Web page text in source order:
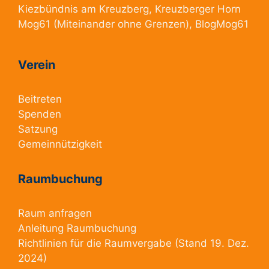
Kiezbündnis am Kreuzberg, Kreuzberger Horn
Mog61 (Miteinander ohne Grenzen), BlogMog61
Verein
Beitreten
Spenden
Satzung
Gemeinnützigkeit
Raumbuchung
Raum anfragen
Anleitung Raumbuchung
Richtlinien für die Raumvergabe (Stand 19. Dez.
2024)